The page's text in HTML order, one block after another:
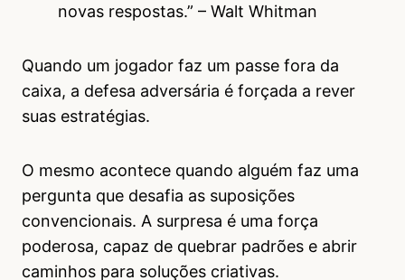
novas respostas.” – Walt Whitman
Quando um jogador faz um passe fora da
caixa, a defesa adversária é forçada a rever
suas estratégias.
O mesmo acontece quando alguém faz uma
pergunta que desafia as suposições
convencionais. A surpresa é uma força
poderosa, capaz de quebrar padrões e abrir
caminhos para soluções criativas.